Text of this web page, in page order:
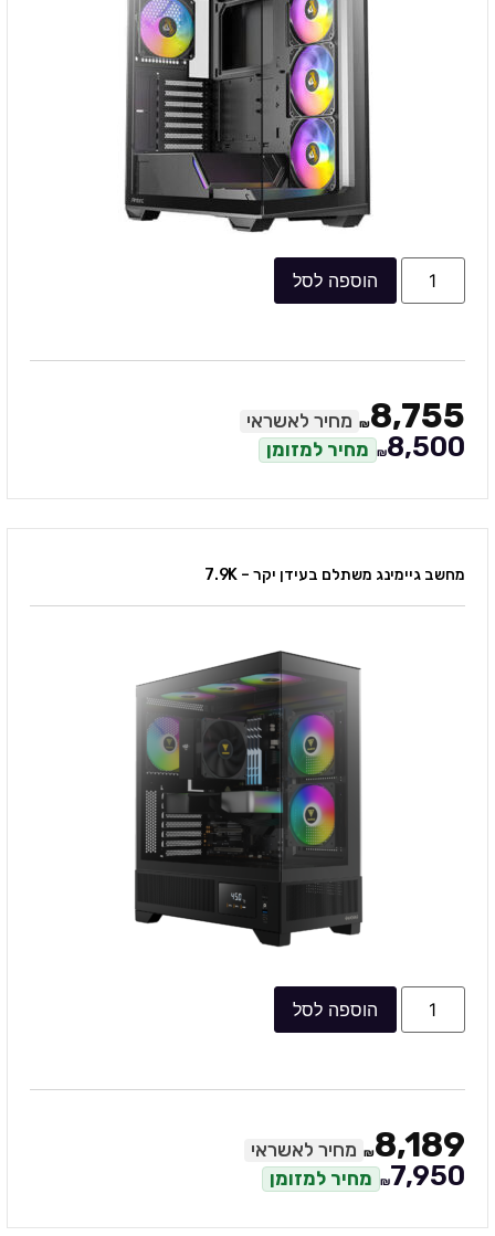
הוספה לסל
₪8,755 מחיר לאשראי
₪8,500 מחיר למזומן
מחשב גיימינג משתלם בעידן יקר – 7.9K
הוספה לסל
₪8,189 מחיר לאשראי
₪7,950 מחיר למזומן